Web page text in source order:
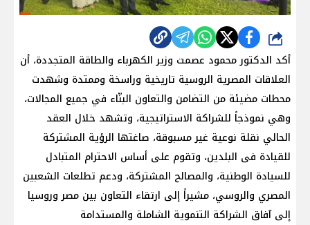
شارك
أكد الدكتور محمود عصمت وزير الكهرباء والطاقة المتجددة، أن
العلاقات المصرية الروسية تاريخية وراسخة وممتدة وشهدت
محطات مضيئة من التضامن والتعاون البنّاء في جميع المجالات،
وهي نموذجاً للشراكة الاستراتيجية، وتشهد خلال العقد
الحالي نقلة نوعية غير مسبوقة، صاغتها الرؤية المشتركة
للقيادة فى البلدين، وتقوم على أساس الاحترام المتبادل
للسيادة الوطنية، والمصالح المشتركة، ودعم تطلعات الشعبين
المصري والروسي، مشيراً إلى ارتقاء التعاون بين مصر وروسيا
إلى آفاق الشراكة التنموية الشاملة والمستدامة